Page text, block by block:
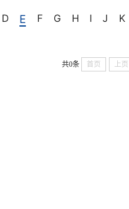
D E F G H I J K
共0条 首页 上页